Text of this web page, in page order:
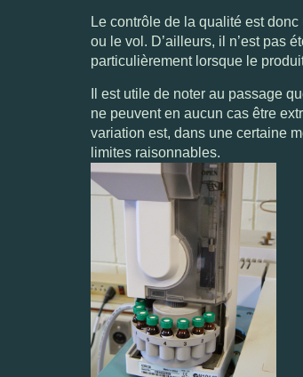
Le contrôle de la qualité est
ou le vol. D’ailleurs, il n’est pas
particulièrement lorsque le
Il est utile de noter au passage
ne peuvent en aucun cas être
variation est, dans une certaine
limites raisonnables.